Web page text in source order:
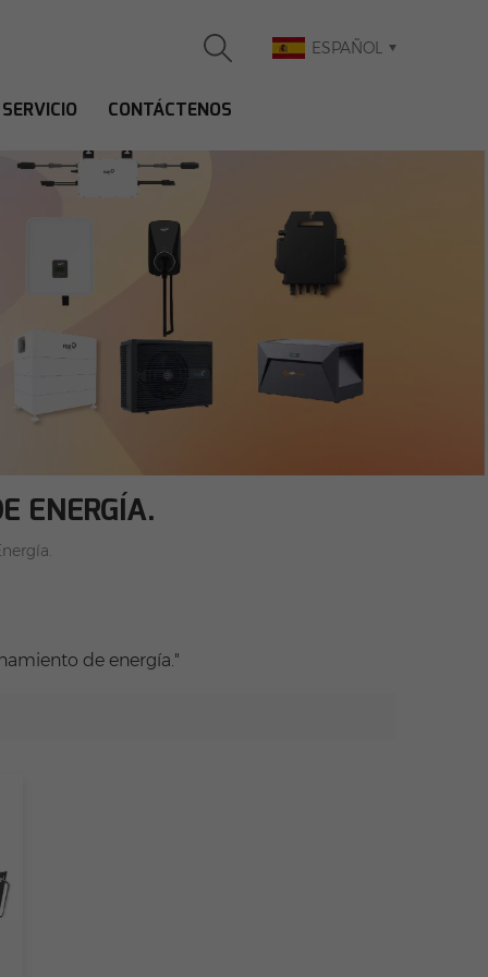
ESPAÑOL
SERVICIO CONTÁCTENOS
ENERGÍA.
de energía."